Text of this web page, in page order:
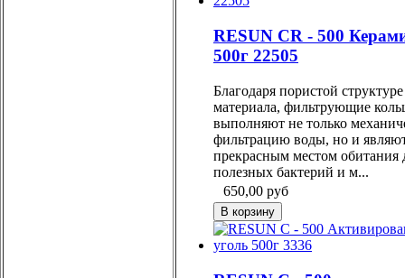
RESUN СR - 500
500г 22505
Благодаря пористой структуре
материала, фильтрующие
выполняют не только
фильтрацию воды, но и
прекрасным местом обитания
полезных бактерий и м...
650,00 руб